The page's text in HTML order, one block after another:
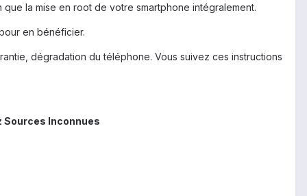
que la mise en root de votre smartphone intégralement.
en bénéficier.
dégradation du téléphone. Vous suivez ces instructions
Sources Inconnues